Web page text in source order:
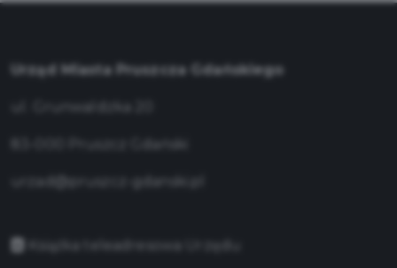
Urząd Miasta Pruszcza Gdańskiego
urzad@pruszcz-gdanski.pl
Książka teleadresowa Urzędu